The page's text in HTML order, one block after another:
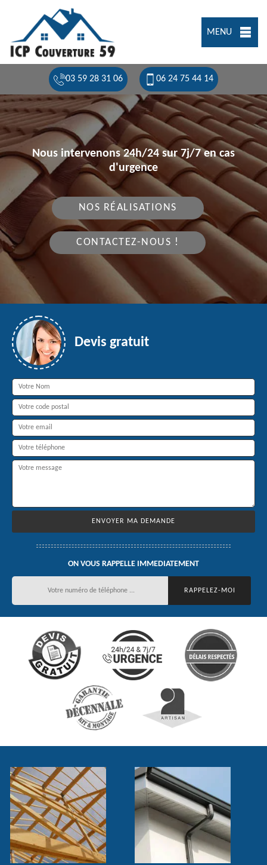
MENU
03 59 28 31 06 06 24 75 44 14
Nous intervenons 24h/24 sur 7j/7 en cas
d'urgence
NOS RÉALISATIONS
CONTACTEZ-NOUS !
Devis gratuit
ON VOUS RAPPELLE IMMEDIATEMENT